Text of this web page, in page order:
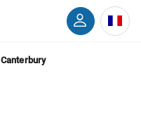
Canterbury